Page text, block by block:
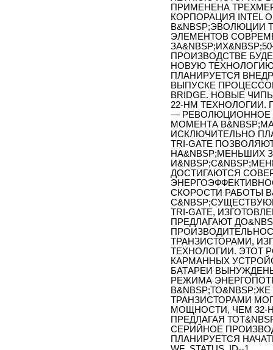
ПРИМЕНЕНА
КОРПОРАЦИЯ INTEL
В&NBSP;ЭВОЛЮЦИИ
ЭЛЕМЕНТОВ
ПРОИЗВОДСТВЕ
НОВУЮ ТЕХНОЛОГИЮ
ПЛАНИРУЕТСЯ
ВЫПУСКЕ
BRIDGE. НОВЫЕ
22-НМ ТЕХНОЛОГИИ.
— РЕВОЛЮЦИОННОЕ
МОМЕНТА
ИСКЛЮЧИТЕЛЬНО
TRI-GATE
НА&NBSP;МЕНЬШИХ
ДОСТИГАЮТСЯ
СКОРОСТИ РАБОТЫ
TRI-GATE,
ПРЕДЛАГАЮТ
ТРАНЗИСТОРАМИ,
ТЕХНОЛОГИИ. ЭТОТ
КАРМАННЫХ
БАТАРЕИ
РЕЖИМА
ТРАНЗИСТОРАМИ
МОЩНОСТИ, ЧЕМ 32-
ПРЕДЛАГАЯ
СЕРИЙНОЕ
ПЛАНИРУЕТСЯ